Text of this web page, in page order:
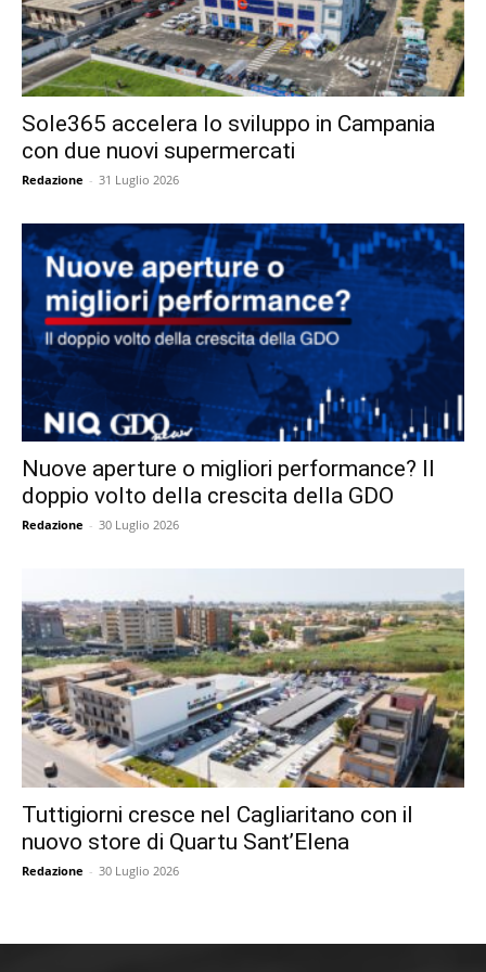
Sole365 accelera lo sviluppo in Campania
con due nuovi supermercati
Redazione - 31 Luglio 2026
Nuove aperture o migliori performance? Il
doppio volto della crescita della GDO
Redazione - 30 Luglio 2026
Tuttigiorni cresce nel Cagliaritano con il
nuovo store di Quartu Sant’Elena
Redazione - 30 Luglio 2026